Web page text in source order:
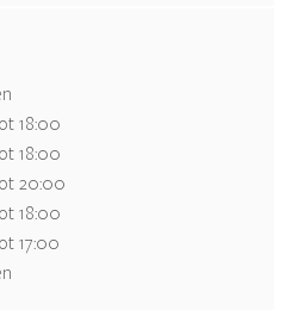
18:00
18:00
20:00
18:00
17:00